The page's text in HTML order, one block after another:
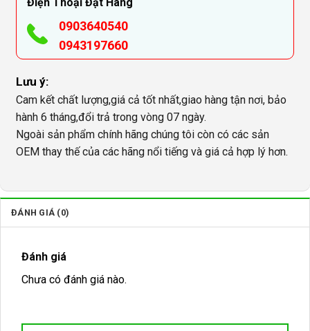
0903640540
0943197660
Lưu ý:
Cam kết chất lượng,giá cả tốt nhất,giao hàng tận nơi, bảo
hành 6 tháng,đổi trả trong vòng 07 ngày.
Ngoài sản phẩm chính hãng chúng tôi còn có các sản
OEM thay thế của các hãng nổi tiếng và giá cả hợp lý hơn.
ĐÁNH GIÁ (0)
Đánh giá
Chưa có đánh giá nào.